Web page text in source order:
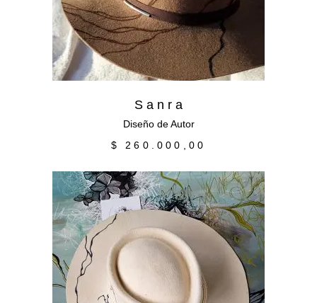
S a n r a
Diseño de Autor
$
260.000,00
Añadir al carrito